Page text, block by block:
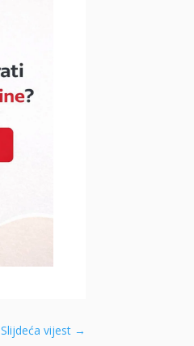
Slijdeća vijest→